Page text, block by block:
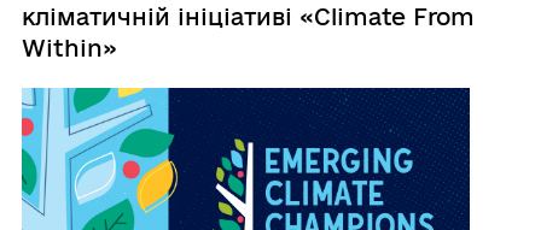
кліматичній ініціативі «Climate From
Within»